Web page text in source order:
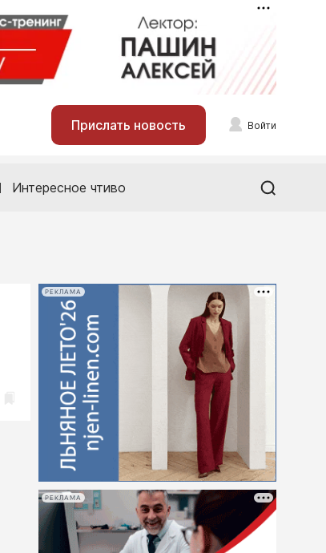
Прислать новость Войти
Интересное чтиво
РЕКЛАМА
РЕКЛАМА